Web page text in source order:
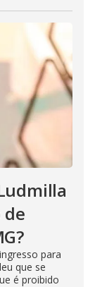
de
para
que se
é proibido